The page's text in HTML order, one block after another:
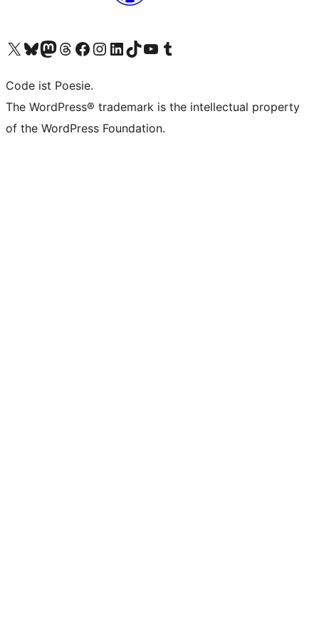
Unser X-Konto (früher Twitter) besuchen
Unser Bluesky-Konto besuchen
Unser Mastodon-Konto besuchen
Unser Threads-Konto besuchen
Unsere Facebook-Seite besuchen
Unser Instagram-Konto besuchen
Unser LinkedIn-Konto besuchen
Unser TikTok-Konto besuchen
Unseren YouTube-Kanal besuchen
Unser Tumblr-Konto besuchen
Code ist Poesie.
The WordPress® trademark is the intellectual property
of the WordPress Foundation.